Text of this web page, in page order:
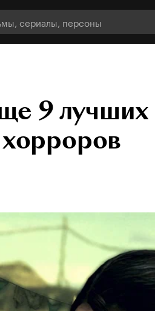
9 лучших